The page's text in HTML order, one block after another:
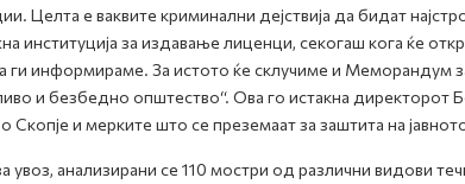
Целта е ваквите криминални дејствија да бидат
институција за издавање лиценци, секогаш кога ќе
информираме. За истото ќе склучиме и Меморандум
и безбедно општество“. Ова го истакна директорот
и мерките што се преземаат за заштита на јавното
анализирани се 110 мостри од различни видови